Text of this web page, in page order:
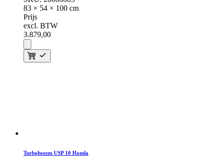
83 × 54 × 100 cm
Prijs
excl. BTW
3.879,00
Turbobezem USP 10 Honda